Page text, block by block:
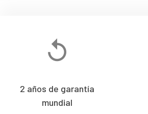
2 años de garantía
mundial